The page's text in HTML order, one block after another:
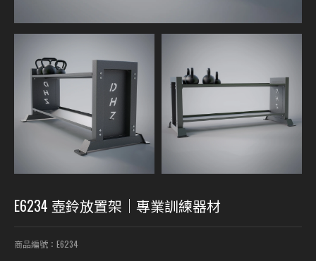
E6234 壺鈴放置架｜專業訓練器材
商品編號：E6234